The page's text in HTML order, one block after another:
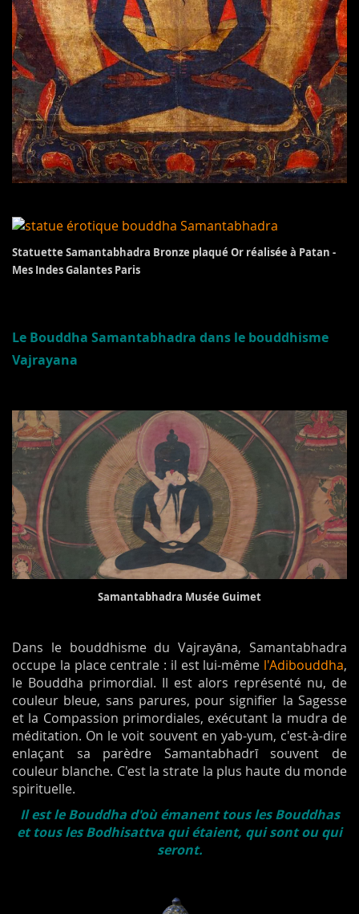
Statuette Samantabhadra Bronze plaqué Or réalisée à Patan -
Mes Indes Galantes Paris
Le Bouddha Samantabhadra dans le bouddhisme
Vajrayana
Samantabhadra Musée Guimet
Dans le bouddhisme du Vajrayāna, Samantabhadra
occupe la place centrale : il est lui-même l'Adibouddha,
le Bouddha primordial. Il est alors représenté nu, de
couleur bleue, sans parures, pour signifier la Sagesse
et la Compassion primordiales, exécutant la mudra de
méditation. On le voit souvent en yab-yum, c'est-à-dire
enlaçant sa parèdre Samantabhadrī souvent de
couleur blanche. C'est la strate la plus haute du monde
spirituelle.
Il est le Bouddha d'où émanent tous les Bouddhas
et tous les Bodhisattva qui étaient, qui sont ou qui
seront.